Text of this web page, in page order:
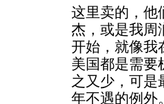
这里卖的，他
杰，或是我周
开始，就像我
美国都是需要
之又少，可是
年不遇的例外。